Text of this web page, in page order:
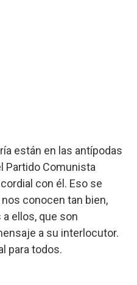
están en las antípodas
Partido Comunista
con él. Eso se
conocen tan bien,
ellos, que son
a su interlocutor.
para todos.